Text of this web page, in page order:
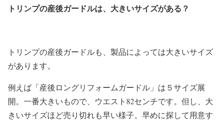
トリンプの産後ガードルは、大きいサイズがある？
トリンプの産後ガードルも、製品によっては大きいサイズ
があります。
例えば「産後ロングリフォームガードル」は５サイズ展
開。一番大きいもので、ウエスト82センチです。但し、大
きいサイズほど売り切れも早い様子。早めに探して用意す